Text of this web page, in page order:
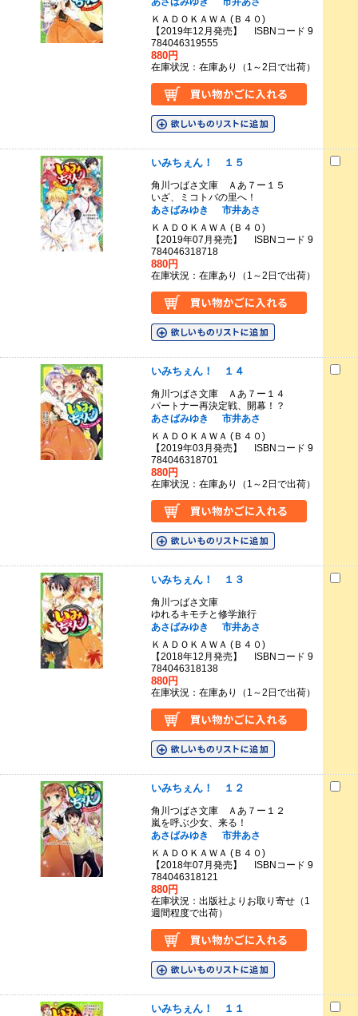
ＫＡＤＯＫＡＷＡ (Ｂ４０)
【2019年12月発売】 ISBNコード 9
784046319555
880円
在庫状況：在庫あり（1～2日で出荷）
いみちぇん！ １５
角川つばさ文庫 Ａあ７ー１５
いざ、ミコトバの里へ！
あさばみゆき
市井あさ
ＫＡＤＯＫＡＷＡ (Ｂ４０)
【2019年07月発売】 ISBNコード 9
784046318718
880円
在庫状況：在庫あり（1～2日で出荷）
いみちぇん！ １４
角川つばさ文庫 Ａあ７ー１４
パートナー再決定戦、開幕！？
あさばみゆき
市井あさ
ＫＡＤＯＫＡＷＡ (Ｂ４０)
【2019年03月発売】 ISBNコード 9
784046318701
880円
在庫状況：在庫あり（1～2日で出荷）
いみちぇん！ １３
角川つばさ文庫
ゆれるキモチと修学旅行
あさばみゆき
市井あさ
ＫＡＤＯＫＡＷＡ (Ｂ４０)
【2018年12月発売】 ISBNコード 9
784046318138
880円
在庫状況：在庫あり（1～2日で出荷）
いみちぇん！ １２
角川つばさ文庫 Ａあ７ー１２
嵐を呼ぶ少女、来る！
あさばみゆき
市井あさ
ＫＡＤＯＫＡＷＡ (Ｂ４０)
【2018年07月発売】 ISBNコード 9
784046318121
880円
在庫状況：出版社よりお取り寄せ（1
週間程度で出荷）
いみちぇん！ １１